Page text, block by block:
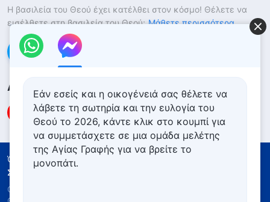
Η βασιλεία του Θεού έχει κατέλθει στον κόσμο! Θέλετε να
εισέλθετε στη βασιλεία του Θεού; Μάθετε περισσότερα
Επικοινωνήστε μαζί μας μέσω Messenger
Ακολουθήστε μας
Όροι Χρήσης
Πολιτική απορρήτου
Συντελεστές
Copyright © 2026
Εάν εσείς και η οικογένειά σας θέλετε να
λάβετε τη σωτηρία και την ευλογία του
Θεού το 2026, κάντε κλικ στο κουμπί για
να συμμετάσχετε σε μια ομάδα μελέτης
της Αγίας Γραφής για να βρείτε το
μονοπάτι.